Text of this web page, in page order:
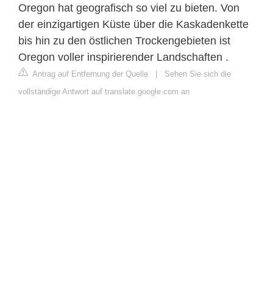
Oregon hat geografisch so viel zu bieten. Von
der einzigartigen Küste über die Kaskadenkette
bis hin zu den östlichen Trockengebieten ist
Oregon voller inspirierender Landschaften .
Antrag auf Entfernung der Quelle | Sehen Sie sich die
vollständige Antwort auf translate.google.com an